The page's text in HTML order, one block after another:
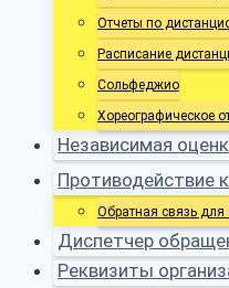
Отчеты по
Расписание
Сольфеджио
Хореографическое
Независимая
Противодействие
Обратная связь
Диспетчер
Реквизиты